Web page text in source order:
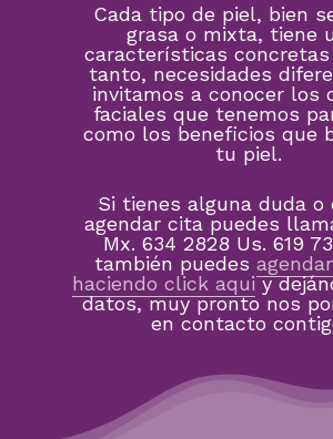
Cada tipo de piel, bien
grasa o mixta, tiene
características concretas
tanto, necesidades
invitamos a conocer los
faciales que tenemos
como los beneficios que
tu piel.
Si tienes alguna duda o
agendar cita puedes
Mx. 634 2828 Us. 619
también puedes
haciendo click aquiy
datos, muy pronto nos
en contacto